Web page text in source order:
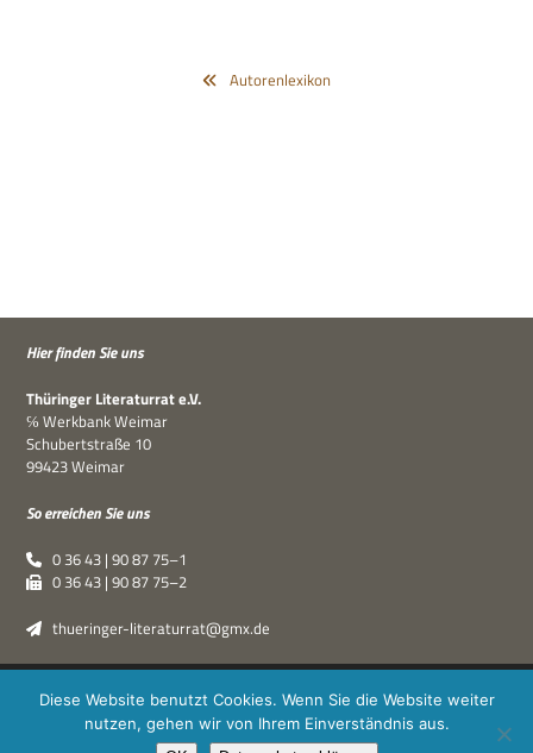
Autorenlexikon
Hier fin­den Sie uns
Thü­rin­ger Lite­ra­tur­rat e.V.
℅ Werk­bank Weimar
Schu­bert­straße 10
99423 Weimar
So errei­chen Sie uns
0 36 43 | 90 87 75–1
0 36 43 | 90 87 75–2
thueringer-literaturrat@gmx.de
Thüringer Literaturrat e.V. | © 2019–2026 ·XPDT : Marken &
Kommunikation|Impressum·Datenschutz
Diese Website benutzt Cookies. Wenn Sie die Website weiter
nutzen, gehen wir von Ihrem Einverständnis aus.